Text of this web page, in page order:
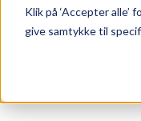
Klik på ‘Accepter
give samtykke til